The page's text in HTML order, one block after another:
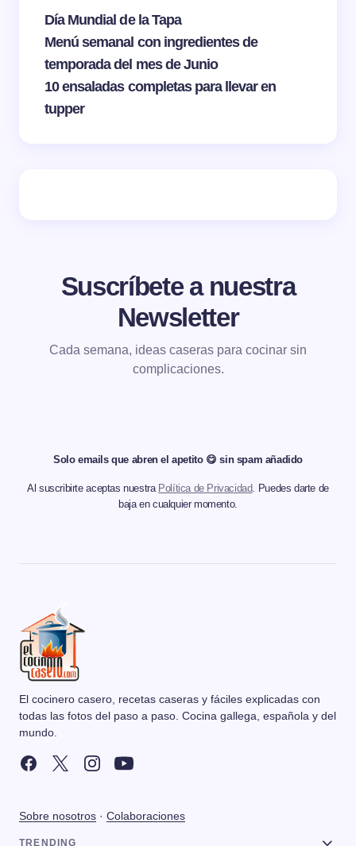
Día Mundial de la Tapa
Menú semanal con ingredientes de
temporada del mes de Junio
10 ensaladas completas para llevar en
tupper
Suscríbete a nuestra
Newsletter
Cada semana, ideas caseras para cocinar sin
complicaciones.
Solo emails que abren el apetito 😋 sin spam añadido
Al suscribirte aceptas nuestra Política de Privacidad. Puedes darte de
baja en cualquier momento.
El cocinero casero, recetas caseras y fáciles explicadas con
todas las fotos del paso a paso. Cocina gallega, española y del
mundo.
Sobre nosotros · Colaboraciones
TRENDING